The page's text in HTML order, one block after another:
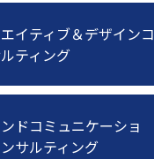
イティブ＆デザインコ
ティング
ドコミュニケーショ
サルティング